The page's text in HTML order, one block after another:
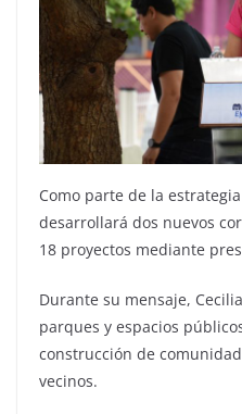
Como parte de la
desarrollará dos nuevos
18 proyectos mediante
Durante su mensaje,
parques y espacios
construcción de
vecinos.